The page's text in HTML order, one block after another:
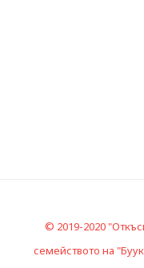
© 2019-2020
семейството на